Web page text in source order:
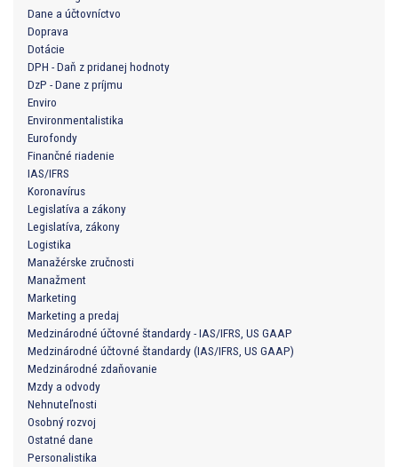
Dane a účtovníctvo
Doprava
Dotácie
DPH - Daň z pridanej hodnoty
DzP - Dane z príjmu
Enviro
Environmentalistika
Eurofondy
Finančné riadenie
IAS/IFRS
Koronavírus
Legislatíva a zákony
Legislatíva, zákony
Logistika
Manažérske zručnosti
Manažment
Marketing
Marketing a predaj
Medzinárodné účtovné štandardy - IAS/IFRS, US GAAP
Medzinárodné účtovné štandardy (IAS/IFRS, US GAAP)
Medzinárodné zdaňovanie
Mzdy a odvody
Nehnuteľnosti
Osobný rozvoj
Ostatné dane
Personalistika